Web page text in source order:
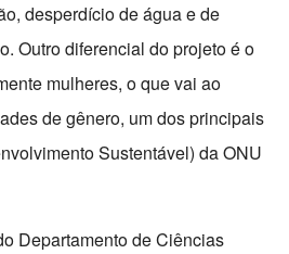
desperdício de água e de
Outro diferencial do projeto é o
mulheres, o que vai ao
de gênero, um dos principais
Sustentável) da ONU
Departamento de Ciências